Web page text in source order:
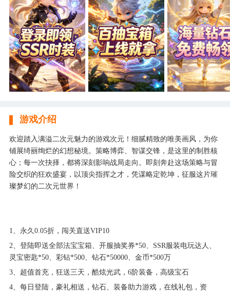
游戏介绍
欢迎踏入满溢二次元魅力的游戏次元！细腻精致的唯美画风，为你
铺展绮丽绚烂的幻想秘境。策略博弈、智谋交锋，是这里的制胜核
心；每一次抉择，都将深刻影响战局走向。即刻奔赴这场策略与冒
险交织的狂欢盛宴，以顶尖指挥之才，凭谋略定乾坤，征服这片璀
璨梦幻的二次元世界！
1、永久0.05折，闯关直送VIP10
2、登陆即送全部法宝宝箱、开服抽奖券*50、SSR服装电玩达人、
灵宝密匙*50、彩钻*500、钻石*50000、金币*500万
3、超值首充，狂送三天，酷炫光武，6阶装备，高级宝石
4、每日登陆，豪礼相送，钻石、装备助力游戏，在线礼包，资